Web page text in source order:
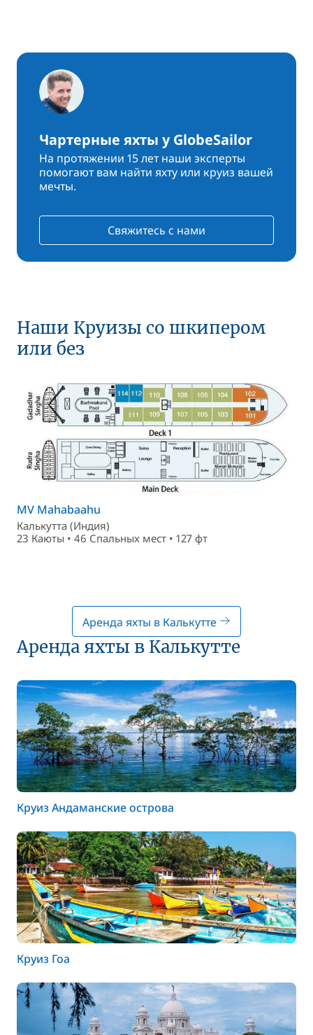
Чартерные яхты у GlobeSailor
На протяжении 15 лет наши эксперты
помогают вам найти яхту или круиз вашей
мечты.
Свяжитесь с нами
Наши Круизы со шкипером
или без
MV Mahabaahu
Калькутта (Индия)
23 Каюты • 46 Спальныx мест • 127 фт
Аренда яхты в Калькутте
Аренда яхты в Калькутте
Круиз Андаманские острова
Круиз Гоа